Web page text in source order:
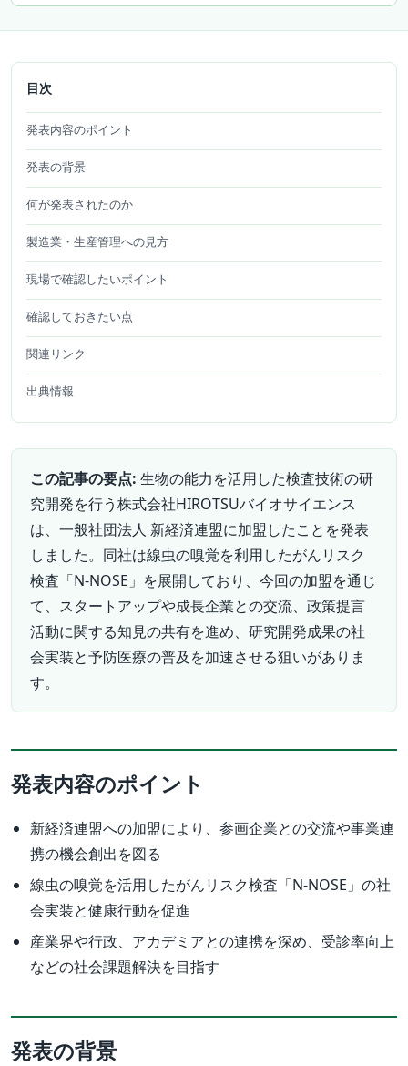
目次
発表内容のポイント
発表の背景
何が発表されたのか
製造業・生産管理への見方
現場で確認したいポイント
確認しておきたい点
関連リンク
出典情報
この記事の要点: 生物の能力を活用した検査技術の研
究開発を行う株式会社HIROTSUバイオサイエンス
は、一般社団法人 新経済連盟に加盟したことを発表
しました。同社は線虫の嗅覚を利用したがんリスク
検査「N-NOSE」を展開しており、今回の加盟を通じ
て、スタートアップや成長企業との交流、政策提言
活動に関する知見の共有を進め、研究開発成果の社
会実装と予防医療の普及を加速させる狙いがありま
す。
発表内容のポイント
新経済連盟への加盟により、参画企業との交流や事業連
携の機会創出を図る
線虫の嗅覚を活用したがんリスク検査「N-NOSE」の社
会実装と健康行動を促進
産業界や行政、アカデミアとの連携を深め、受診率向上
などの社会課題解決を目指す
発表の背景